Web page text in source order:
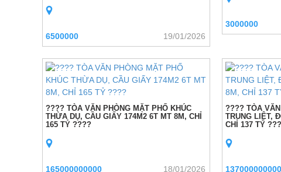
6500000 19/01/2026
3000000
???? TÒA VĂN PHÒNG MẶT PHỐ KHÚC
THỪA DỤ, CẦU GIẤY 174M2 6T MT 8M, CHỈ
165 TỶ ????
165000000000 18/01/2026
???? TÒA
TRUNG LIỆT,
CHỈ 137 TỶ
137000000000